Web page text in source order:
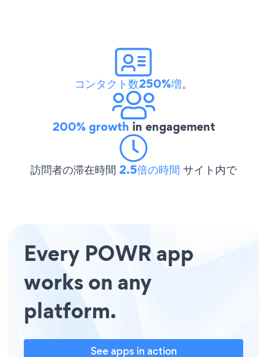
コンタクト数250%増。
200% growth in engagement
訪問者の滞在時間 2.5倍の時間 サイト内で
Every POWR app
works on any
platform.
See apps in action